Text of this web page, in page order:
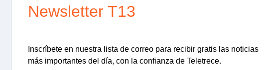
Newsletter T13
Inscríbete en nuestra lista de correo para recibir gratis las noticias
más importantes del día, con la confianza de Teletrece.